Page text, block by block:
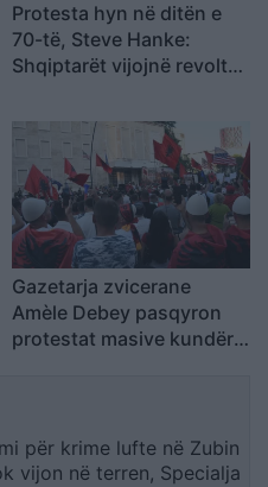
Protesta hyn në ditën e
70-të, Steve Hanke:
Shqiptarët vijojnë revoltën
Rama duhet të largohet
Gazetarja zvicerane
Amèle Debey pasqyron
protestat masive kundër
për krime lufte në Zubin
vijon në terren, Specialja